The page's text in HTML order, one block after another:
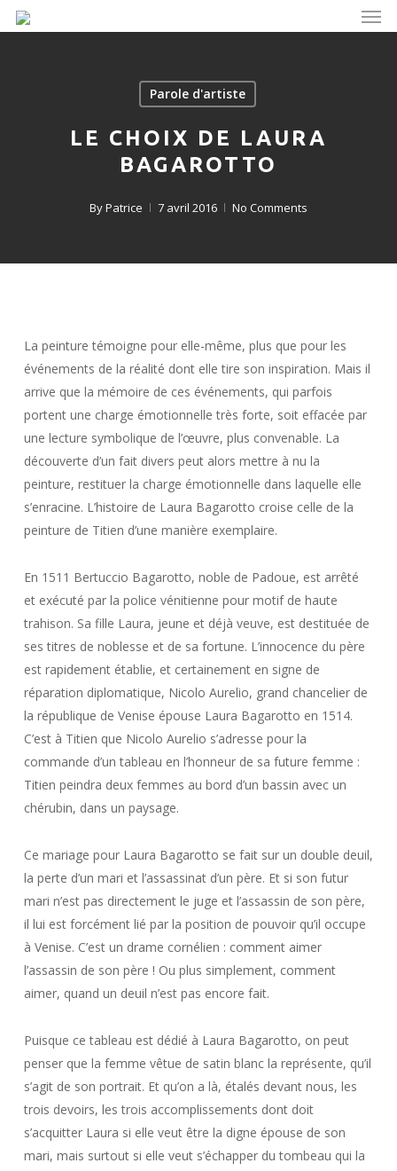
Skip
to
Parole d'artiste
LE CHOIX DE LAURA
BAGAROTTO
ByPatrice 7 avril 2016 No Comments
La peinture témoigne pour elle-même, plus que pour les
événements de la réalité dont elle tire son inspiration. Mais il
arrive que la mémoire de ces événements, qui parfois
portent une charge émotionnelle très forte, soit effacée par
une lecture symbolique de l’œuvre, plus convenable. La
découverte d’un fait divers peut alors mettre à nu la
peinture, restituer la charge émotionnelle dans laquelle elle
s’enracine. L’histoire de Laura Bagarotto croise celle de la
peinture de Titien d’une manière exemplaire.
En 1511 Bertuccio Bagarotto, noble de Padoue, est arrêté
et exécuté par la police vénitienne pour motif de haute
trahison. Sa fille Laura, jeune et déjà veuve, est destituée de
ses titres de noblesse et de sa fortune. L’innocence du père
est rapidement établie, et certainement en signe de
réparation diplomatique, Nicolo Aurelio, grand chancelier de
la république de Venise épouse Laura Bagarotto en 1514.
C’est à Titien que Nicolo Aurelio s’adresse pour la
commande d’un tableau en l’honneur de sa future femme :
Titien peindra deux femmes au bord d’un bassin avec un
chérubin, dans un paysage.
Ce mariage pour Laura Bagarotto se fait sur un double deuil,
la perte d’un mari et l’assassinat d’un père. Et si son futur
mari n’est pas directement le juge et l’assassin de son père,
il lui est forcément lié par la position de pouvoir qu’il occupe
à Venise. C’est un drame cornélien : comment aimer
l’assassin de son père ! Ou plus simplement, comment
aimer, quand un deuil n’est pas encore fait.
Puisque ce tableau est dédié à Laura Bagarotto, on peut
penser que la femme vêtue de satin blanc la représente, qu’il
s’agit de son portrait. Et qu’on a là, étalés devant nous, les
trois devoirs, les trois accomplissements dont doit
s’acquitter Laura si elle veut être la digne épouse de son
mari, mais surtout si elle veut s’échapper du tombeau qui la